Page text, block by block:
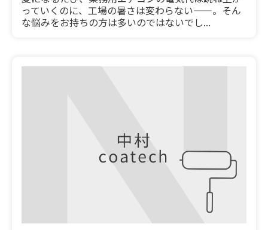
っていくのに、工場の暑さは変わらない——。そん
な悩みをお持ちの方は多いのではないでし...